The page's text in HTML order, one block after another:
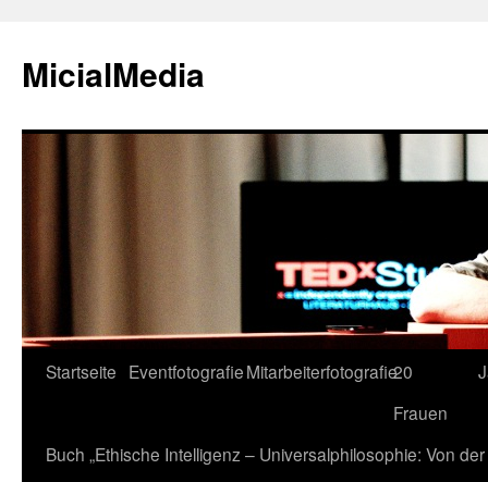
MicialMedia
Zum
springen
Startseite EventfotografieMitarbeiterfotografie20
Frauen
Buch „Ethische Intelligenz – Universalphilosophie: Von